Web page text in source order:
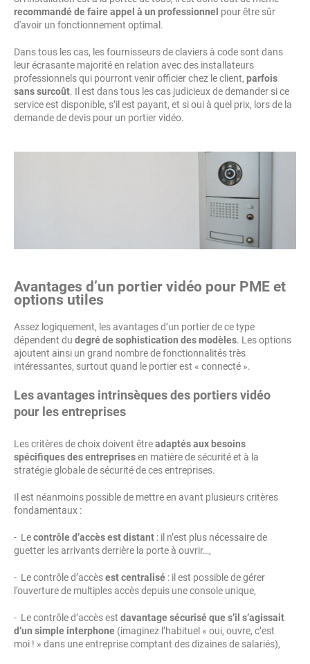
recommandé de faire appel à un professionnel pour être sûr
d'avoir un fonctionnement optimal.
Dans tous les cas, les fournisseurs de claviers à code sont dans
leur écrasante majorité en relation avec des installateurs
professionnels qui pourront venir officier chez le client, parfois
sans surcoût. Il est dans tous les cas judicieux de demander si ce
service est disponible, s’il est payant, et si oui à quel prix, lors de la
demande de devis pour un portier vidéo.
Avantages d’un portier vidéo pour PME et
options utiles
Assez logiquement, les avantages d’un portier de ce type
dépendent du degré de sophistication des modèles. Les options
ajoutent ainsi un grand nombre de fonctionnalités très
intéressantes, surtout quand le portier est « connecté ».
Les avantages intrinsèques des portiers vidéo
pour les entreprises
Les critères de choix doivent êtreadaptés aux besoins
spécifiques des entreprisesen matière de sécurité et à la
stratégie globale de sécurité de ces entreprises.
Il est néanmoins possible de mettre en avant plusieurs critères
fondamentaux :
- Lecontrôle d’accès est distant : il n’est plus nécessaire de
guetter les arrivants derrière la porte à ouvrir…,
- Le contrôle d’accèsest centralisé : il est possible de gérer
l’ouverture de multiples accès depuis une console unique,
- Le contrôle d’accès est davantage sécurisé que s’il s’agissait
d’un simple interphone (imaginez l’habituel « oui, ouvre, c’est
moi ! » dans une entreprise comptant des dizaines de salariés),